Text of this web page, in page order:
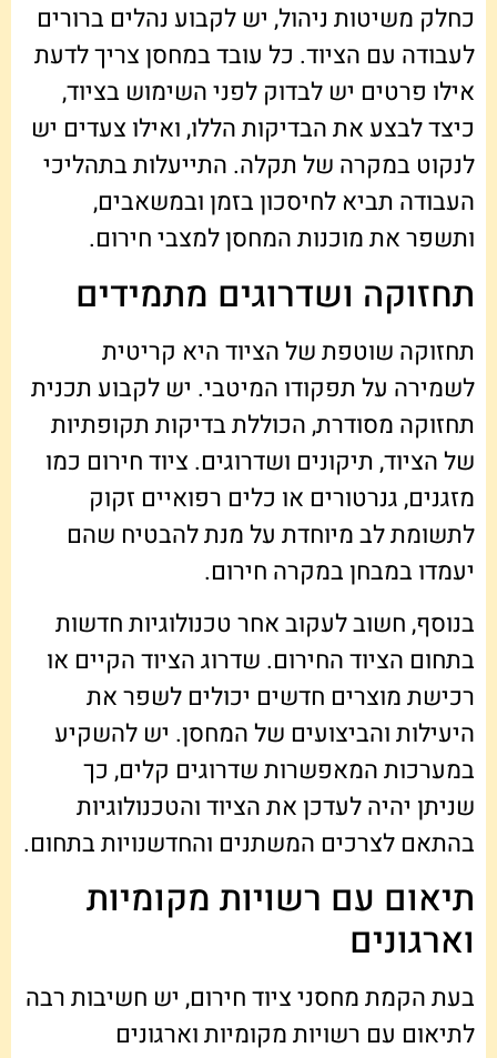
כחלק משיטות ניהול, יש לקבוע נהלים ברורים
לעבודה עם הציוד. כל עובד במחסן צריך לדעת
אילו פרטים יש לבדוק לפני השימוש בציוד,
כיצד לבצע את הבדיקות הללו, ואילו צעדים יש
לנקוט במקרה של תקלה. התייעלות בתהליכי
העבודה תביא לחיסכון בזמן ובמשאבים,
ותשפר את מוכנות המחסן למצבי חירום.
תחזוקה ושדרוגים מתמידים
תחזוקה שוטפת של הציוד היא קריטית
לשמירה על תפקודו המיטבי. יש לקבוע תכנית
תחזוקה מסודרת, הכוללת בדיקות תקופתיות
של הציוד, תיקונים ושדרוגים. ציוד חירום כמו
מזגנים, גנרטורים או כלים רפואיים זקוק
לתשומת לב מיוחדת על מנת להבטיח שהם
יעמדו במבחן במקרה חירום.
בנוסף, חשוב לעקוב אחר טכנולוגיות חדשות
בתחום הציוד החירום. שדרוג הציוד הקיים או
רכישת מוצרים חדשים יכולים לשפר את
היעילות והביצועים של המחסן. יש להשקיע
במערכות המאפשרות שדרוגים קלים, כך
שניתן יהיה לעדכן את הציוד והטכנולוגיות
בהתאם לצרכים המשתנים והחדשנויות בתחום.
תיאום עם רשויות מקומיות
וארגונים
בעת הקמת מחסני ציוד חירום, יש חשיבות רבה
לתיאום עם רשויות מקומיות וארגונים